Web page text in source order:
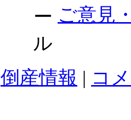
ご意見
倒産情報 | コ